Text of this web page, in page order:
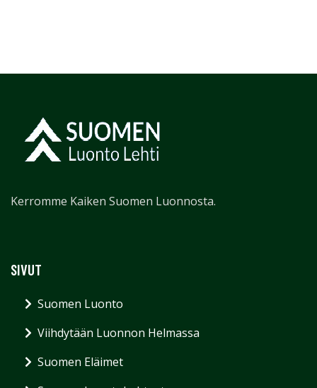
Kerromme Kaiken Suomen Luonnosta.
SIVUT
Suomen Luonto
Viihdytään Luonnon Helmassa
Suomen Eläimet